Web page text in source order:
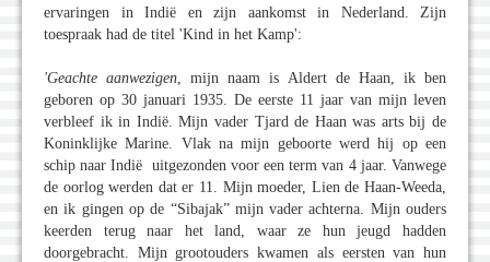
ervaringen in Indië en zijn aankomst in Nederland. Zijn
toespraak had de titel 'Kind in het Kamp':
'Geachte aanwezigen , mijn naam is Aldert de Haan, ik ben
geboren op 30 januari 1935. De eerste 11 jaar van mijn leven
verbleef ik in Indië. Mijn vader Tjard de Haan was arts bij de
Koninklijke Marine. Vlak na mijn geboorte werd hij op een
schip naar Indië uitgezonden voor een term van 4 jaar. Vanwege
de oorlog werden dat er 11. Mijn moeder, Lien de Haan-Weeda,
en ik gingen op de “Sibajak” mijn vader achterna. Mijn ouders
keerden terug naar het land, waar ze hun jeugd hadden
doorgebracht. Mijn grootouders kwamen als eersten van hun